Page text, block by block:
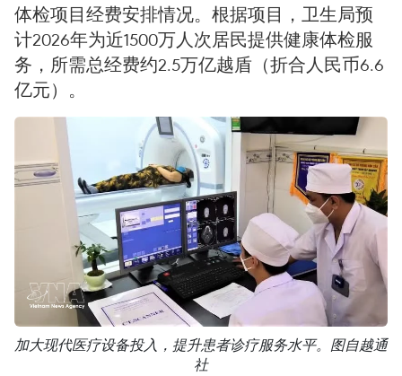
体检项目经费安排情况。根据项目，卫生局预
计2026年为近1500万人次居民提供健康体检服
务，所需总经费约2.5万亿越盾（折合人民币6.6
亿元）。
加大现代医疗设备投入，提升患者诊疗服务水平。图自越通
社